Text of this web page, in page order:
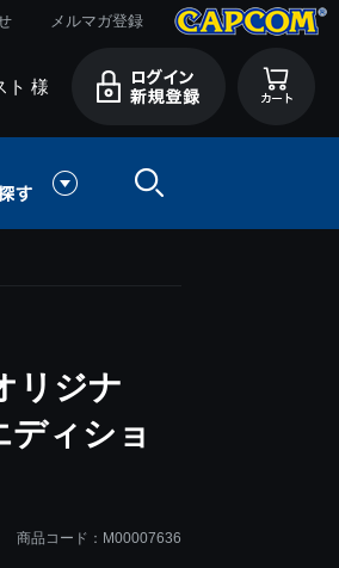
メルマガ登録
ト 様
リジナ
ィショ
商品コード：M00007636